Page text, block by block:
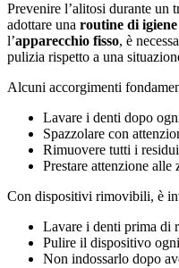
Prevenire l’alitosi durante un
adottare una routine di igiene
l’apparecchio fisso, è
pulizia rispetto a una
Alcuni accorgimenti
Lavare i denti dopo
Spazzolare con
Rimuovere tutti i
Prestare attenzione alle
Con dispositivi rimovibili, è
Lavare i denti prima di
Pulire il dispositivo
Non indossarlo dopo